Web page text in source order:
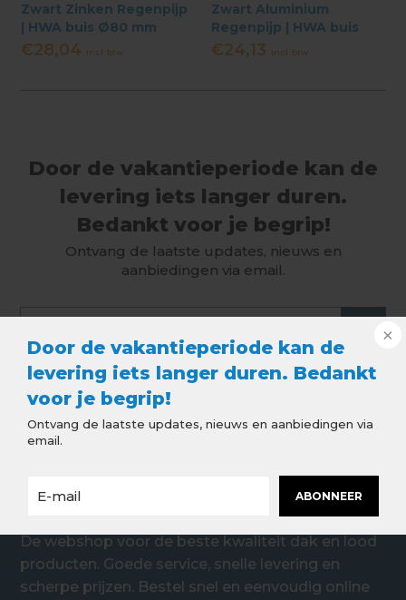
Door de vakantieperiode kan de
levering iets langer duren. Bedankt
voor je begrip!
Ontvang de laatste updates, nieuws en aanbiedingen via
email.
ABONNEER
Zwart Zinken Regenpijp
| HWA buis Ø80 mm
diverse Lengtes
€28,04 Incl. btw
Zwart Aluminium
Regenpijp | HWA buis
Ø80 mm
€24,13 Incl. btw
Door de vakantieperiode kan de
levering iets langer duren.
Bedankt voor je begrip!
Ontvang de laatste updates, nieuws en
aanbiedingen via email.
De webshop voor de beste kwaliteit dak en lood
producten. Goede service, snelle levering en
scherpe prijzen. Bestel snel en eenvoudig online